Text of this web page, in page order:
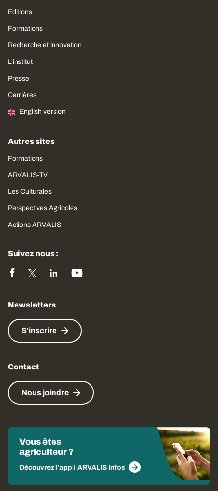
Editions
Formations
Recherche et innovation
L'institut
Presse
Carrières
English version
Autres sites
Formations
ARVALIS-TV
Les Culturales
Perspectives Agricoles
Actions ARVALIS
Suivez nous :
Newsletters
S'inscrire
Contact
Nous joindre
Vous êtes
agriculteur ?
Découvrez l'appli ARVALIS Infos